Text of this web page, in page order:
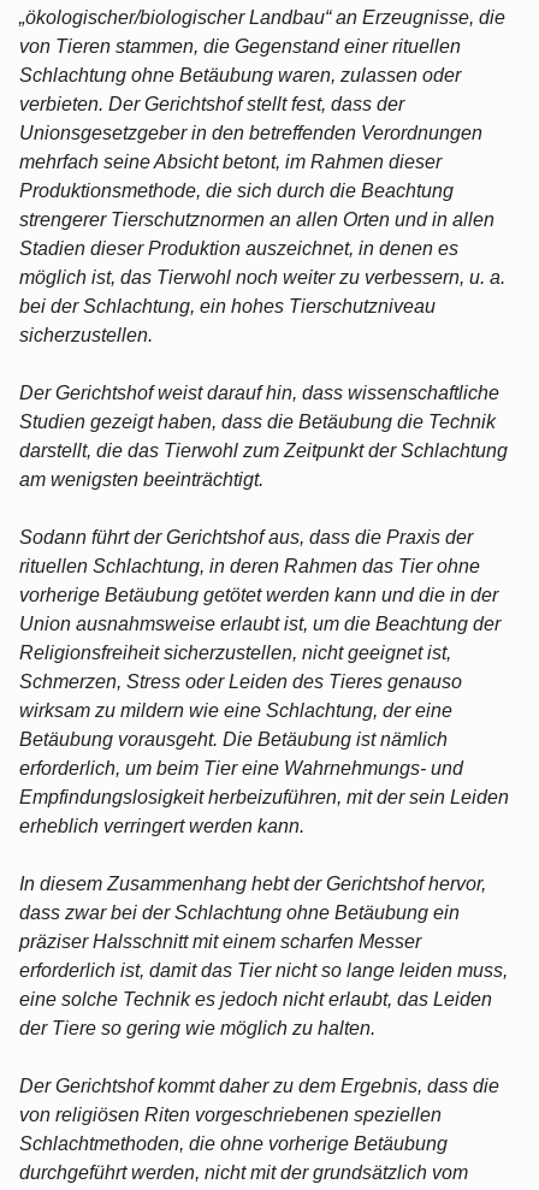
„ökologischer/biologischer Landbau“ an Erzeugnisse, die
von Tieren stammen, die Gegenstand einer rituellen
Schlachtung ohne Betäubung waren, zulassen oder
verbieten. Der Gerichtshof stellt fest, dass der
Unionsgesetzgeber in den betreffenden Verordnungen
mehrfach seine Absicht betont, im Rahmen dieser
Produktionsmethode, die sich durch die Beachtung
strengerer Tierschutznormen an allen Orten und in allen
Stadien dieser Produktion auszeichnet, in denen es
möglich ist, das Tierwohl noch weiter zu verbessern, u. a.
bei der Schlachtung, ein hohes Tierschutzniveau
sicherzustellen.
Der Gerichtshof weist darauf hin, dass wissenschaftliche
Studien gezeigt haben, dass die Betäubung die Technik
darstellt, die das Tierwohl zum Zeitpunkt der Schlachtung
am wenigsten beeinträchtigt.
Sodann führt der Gerichtshof aus, dass die Praxis der
rituellen Schlachtung, in deren Rahmen das Tier ohne
vorherige Betäubung getötet werden kann und die in der
Union ausnahmsweise erlaubt ist, um die Beachtung der
Religionsfreiheit sicherzustellen, nicht geeignet ist,
Schmerzen, Stress oder Leiden des Tieres genauso
wirksam zu mildern wie eine Schlachtung, der eine
Betäubung vorausgeht. Die Betäubung ist nämlich
erforderlich, um beim Tier eine Wahrnehmungs- und
Empfindungslosigkeit herbeizuführen, mit der sein Leiden
erheblich verringert werden kann.
In diesem Zusammenhang hebt der Gerichtshof hervor,
dass zwar bei der Schlachtung ohne Betäubung ein
präziser Halsschnitt mit einem scharfen Messer
erforderlich ist, damit das Tier nicht so lange leiden muss,
eine solche Technik es jedoch nicht erlaubt, das Leiden
der Tiere so gering wie möglich zu halten.
Der Gerichtshof kommt daher zu dem Ergebnis, dass die
von religiösen Riten vorgeschriebenen speziellen
Schlachtmethoden, die ohne vorherige Betäubung
durchgeführt werden, nicht mit der grundsätzlich vom